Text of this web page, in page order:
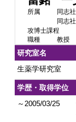
所属
同志
同志
攻博士課程
職種
教授
研究室名
生薬学研究室
学歴・取得学位
～2005/03/25